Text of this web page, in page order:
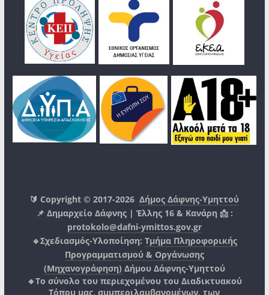
🔰 Copyright © 2017-2026Δήμος Δάφνης-Υμηττού
📌 Δημαρχείο Δάφνης | Έλλης 16 & Κανάρη 📩 :
protokolo@dafni-ymittos.gov.gr
🔹Σχεδιασμός-Υλοποίηση: Τμήμα Πληροφορικής
Προγραμματισμού & Οργάνωσης
(Μηχανογράφηση) Δήμου Δάφνης-Υμηττού
🔸Το σύνολο του περιεχομένου του Διαδικτυακού
Τόπου μας, συμπεριλαμβανομένων, των